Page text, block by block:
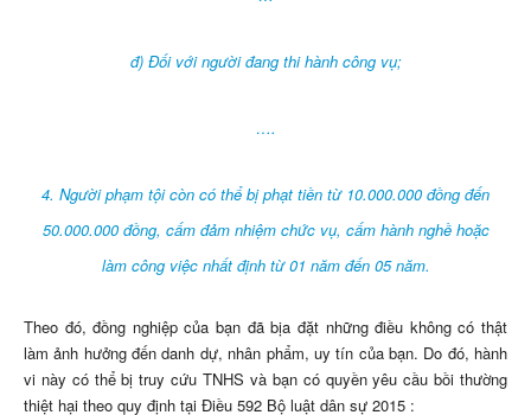
đ) Đối với người đang thi hành công vụ;
….
4. Người phạm tội còn có thể bị phạt tiền từ 10.000.000 đồng đến
50.000.000 đồng, cấm đảm nhiệm chức vụ, cấm hành nghề hoặc
làm công việc nhất định từ 01 năm đến 05 năm.
Theo đó, đồng nghiệp của bạn đã bịa đặt những điều không có thật
làm ảnh hưởng đến danh dự, nhân phẩm, uy tín của bạn. Do đó, hành
vi này có thể bị truy cứu TNHS và bạn có quyền yêu cầu bồi thường
thiệt hại theo quy định tại Điều 592 Bộ luật dân sự 2015 :